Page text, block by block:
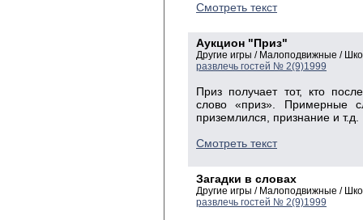
Смотреть текст
Аукцион "Приз"
Другие игры / Малоподвижные /
развлечь гостей № 2(9)1999
Приз получает тот, кто
слово «приз». Примерные
приземлился, признание и т.д.
Смотреть текст
Загадки в словах
Другие игры / Малоподвижные /
развлечь гостей № 2(9)1999